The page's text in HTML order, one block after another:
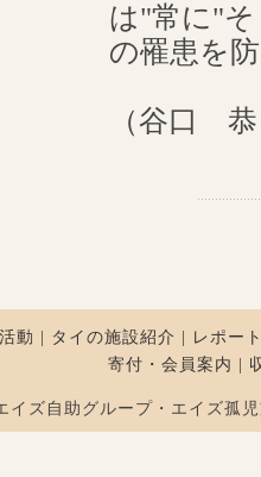
は"常に"
の罹患を
（谷口
動 タイの施設紹介
レポー
寄付・会員案内
イズ自助グループ・エイズ孤